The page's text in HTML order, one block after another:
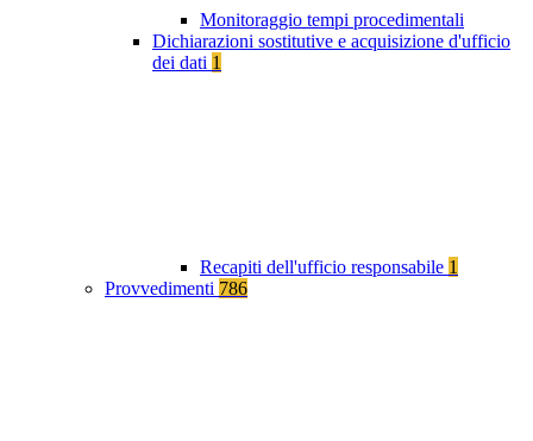
Monitoraggio tempi procedimentali
Dichiarazioni sostitutive e acquisizione d'ufficio
dei dati 1
Recapiti dell'ufficio responsabile 1
Provvedimenti 786